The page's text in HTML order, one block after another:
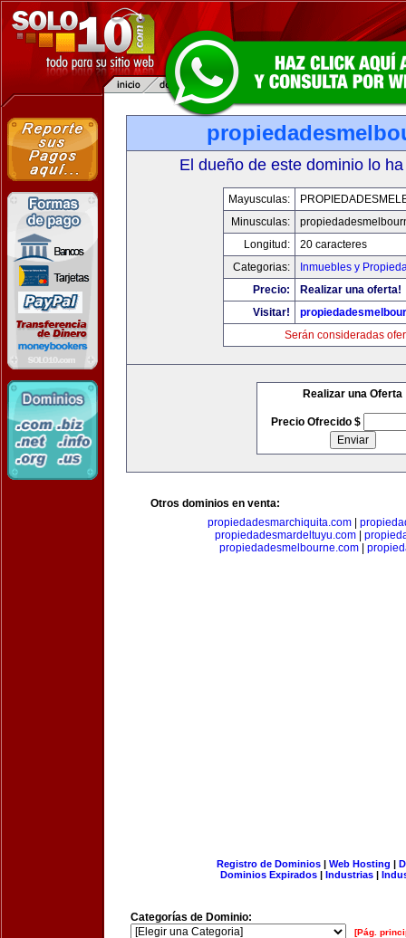
El dueño de este dominio lo
Mayusculas:
Minusculas:
Longitud:
20 caracteres
Categorias:
Inmuebles y
Precio:
Realizar una oferta!
Visitar!
Serán consideradas
Realizar una Oferta
Precio Ofrecido $
Otros dominios en venta:
propiedadesmarchiquita.com|
propiedadesmardeltuyu.com
propiedadesmelbourne.com|
Registro de Dominios| Web Hosting |
Dominios Expirados | Industrias |
Categorías de Dominio:
[Pág.